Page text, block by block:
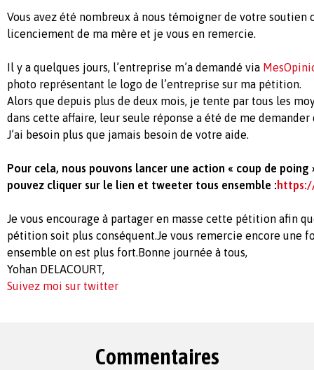
Vous avez été nombreux à nous témoigner de votre soutien
licenciement de ma mère et je vous en remercie.
Il y a quelques jours, l’entreprise m’a demandé via
photo représentant le logo de l’entreprise sur ma pétition.
Alors que depuis plus de deux mois, je tente par tous les
dans cette affaire, leur seule réponse a été de me
J’ai besoin plus que jamais besoin de votre aide.
Pour cela, nous pouvons lancer une action « coup de poing
pouvez cliquer sur le lien et tweeter tous ensemble :
Je vous encourage à partager en masse cette pétition afin
pétition soit plus conséquent.Je vous remercie encore une
ensemble on est plus fort.Bonne journée à tous,
Yohan DELACOURT,
Suivez moi sur twitter
Commentaires